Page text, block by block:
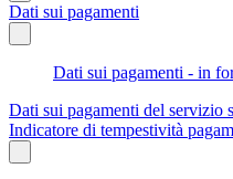
Dati sui pagamenti
Dati sui pagamenti - in
Dati sui pagamenti del servizio
Indicatore di tempestività